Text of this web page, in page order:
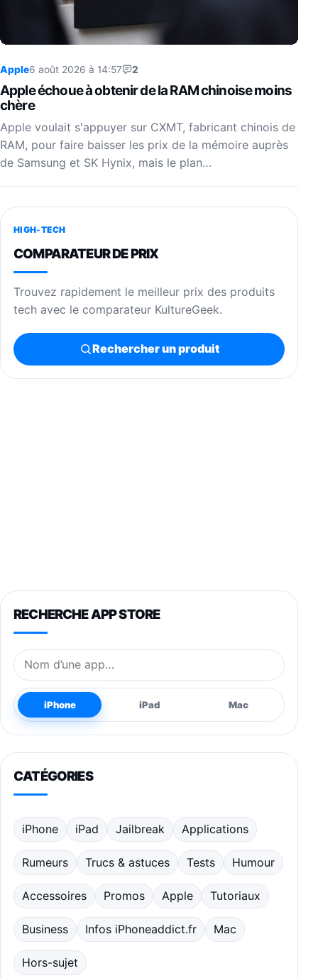
Apple6 août 2026 à 14:57 2
Apple échoue à obtenir de la RAM chinoise moins
chère
Apple voulait s'appuyer sur CXMT, fabricant chinois de
RAM, pour faire baisser les prix de la mémoire auprès
de Samsung et SK Hynix, mais le plan…
HIGH-TECH
COMPARATEUR DE PRIX
Trouvez rapidement le meilleur prix des produits
tech avec le comparateur KultureGeek.
Rechercher un produit
RECHERCHE APP STORE
Nom de l’application
iPhone iPad Mac
CATÉGORIES
iPhone iPad Jailbreak Applications
Rumeurs Trucs & astuces Tests Humour
Accessoires Promos Apple Tutoriaux
Business Infos iPhoneaddict.fr Mac
Hors-sujet